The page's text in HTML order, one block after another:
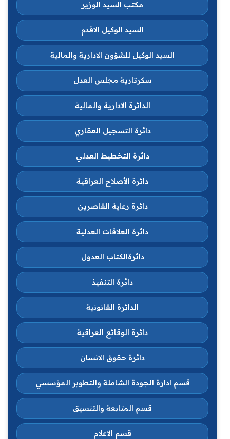
مكتب السيد الوزير
السيد الوكيل الاقدم
السيد الوكيل للشؤون الادارية والمالية
سكرتارية مجلس العدل
الدائرة الادارية والمالية
دائرة التسجيل العقاري
دائرة التخطيط العدلي
دائرة الأصلاح العراقية
دائرة رعاية القاصرين
دائرة العلاقات العدلية
دائرةالكتاب العدول
دائرة التنفيذ
الدائرة القانونية
دائرة الوقائع العراقية
دائرة حقوق الانسان
قسم ادارة الجودة الشاملة والتطوير المؤسسي
قسم المتابعة والتنسيق
قسم الاعلام